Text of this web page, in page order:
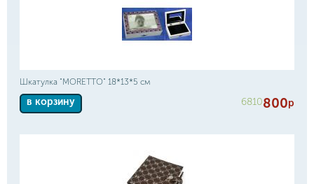
Шкатулка "MORETTO" 18*13*5 см
в корзину 6810800р